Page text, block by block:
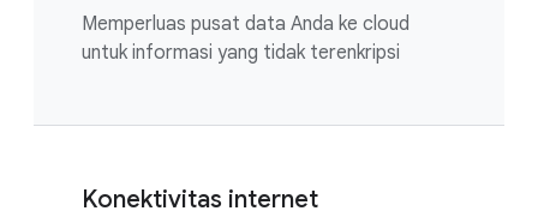
Memperluas pusat data Anda ke cloud
untuk informasi yang tidak terenkripsi
Konektivitas internet